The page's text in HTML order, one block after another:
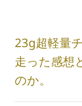
23g超軽量
走った感想
のか。